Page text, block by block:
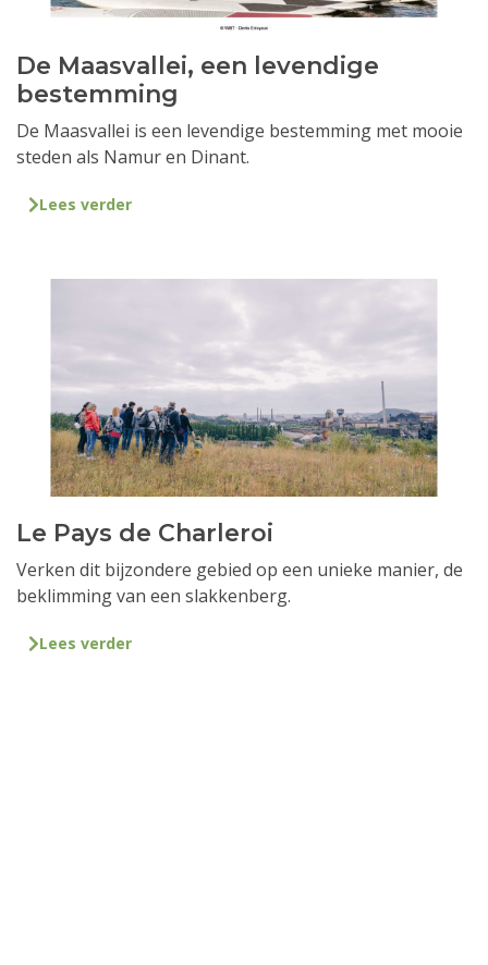
De Maasvallei, een levendige
bestemming
De Maasvallei is een levendige bestemming met mooie
steden als Namur en Dinant.
Lees verder
Le Pays de Charleroi
Verken dit bijzondere gebied op een unieke manier, de
beklimming van een slakkenberg.
Lees verder